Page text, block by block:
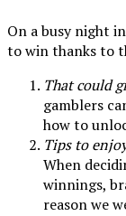
On a busy night
to win thanks to
That could
gamblers
how to
Tips to
When
winnings,
reason we